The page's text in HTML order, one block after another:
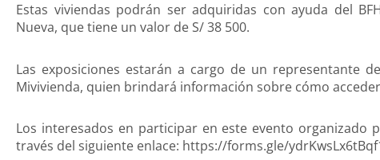
Estas viviendas podrán ser adquiridas con ayuda del
Nueva, que tiene un valor de S/ 38 500.
Las exposiciones estarán a cargo de un representante
Mivivienda, quien brindará información sobre cómo acceder
Los interesados en participar en este evento organizado
través del siguiente enlace: https://forms.gle/